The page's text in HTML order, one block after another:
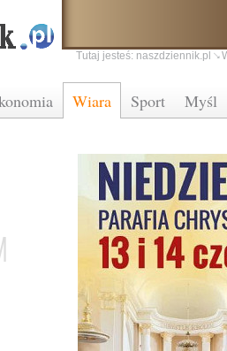
Wiara Sport Myśl
Tutaj jesteś: naszdziennik.pl